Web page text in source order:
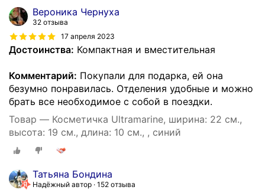
Вероника Чернуха
32 отзыва
17 апреля 2023
Достоинства: Компактная и вместительная
Комментарий: Покупали для подарка, ей она
безумно понравилась. Отделения удобные и можно
брать все необходимое с собой в поездки.
Товар — Косметичка Ultramarine, ширина: 22 см.,
высота: 19 см., длина: 10 см., , синий
Татьяна Бондина
Надёжный автор 152 отзыва